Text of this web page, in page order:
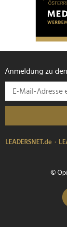
Anmeldung zu
LEADERSNET.de
©